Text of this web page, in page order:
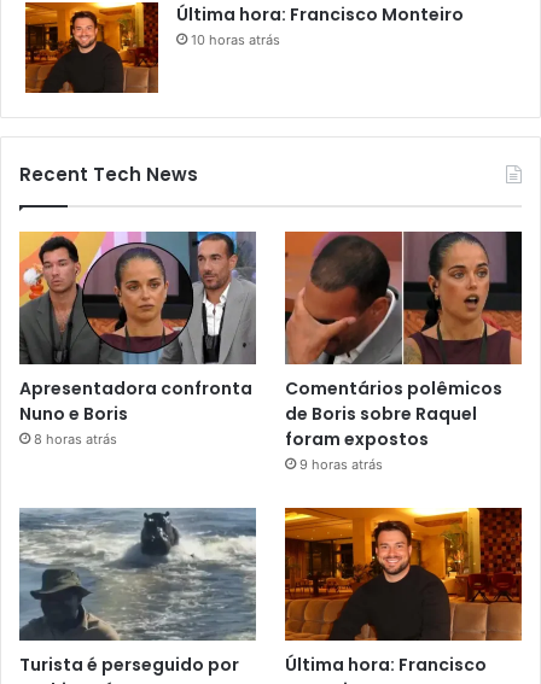
Última hora: Francisco Monteiro
10 horas atrás
Recent Tech News
Apresentadora confronta
Nuno e Boris
8 horas atrás
Comentários polêmicos
de Boris sobre Raquel
foram expostos
9 horas atrás
Turista é perseguido por
Última hora: Francisco